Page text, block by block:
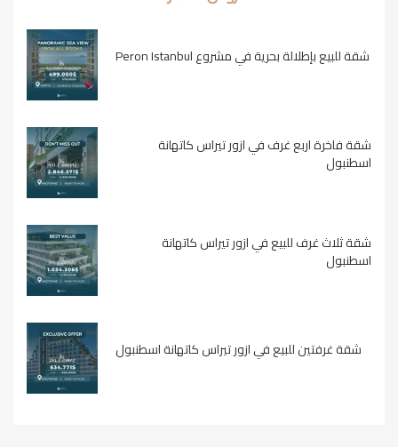
شقة للبيع بإطلالة بحرية في مشروع Peron Istanbul
شقة فاخرة اربع غرف في ازور تيراس كاتهانة
اسطنبول
شقة ثلاث غرف للبيع في ازور تيراس كاتهانة
اسطنبول
شقة غرفتين للبيع في ازور تيراس كاتهانة اسطنبول